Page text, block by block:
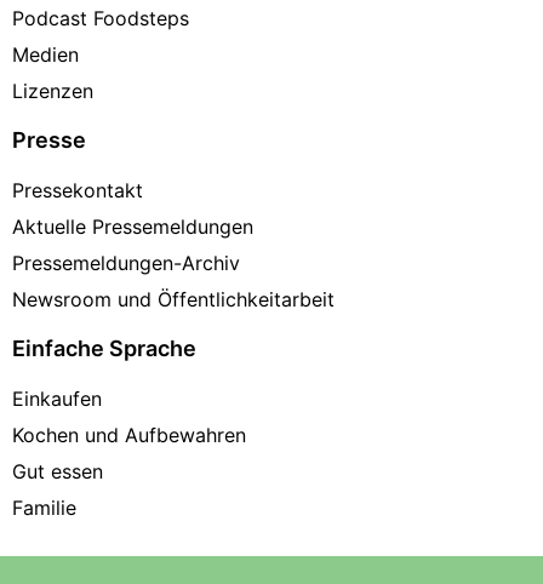
Podcast Foodsteps
Medien
Lizenzen
Presse
Pressekontakt
Aktuelle Pressemeldungen
Pressemeldungen-Archiv
Newsroom und Öffentlichkeitarbeit
Einfache Sprache
Einkaufen
Kochen und Aufbewahren
Gut essen
Familie